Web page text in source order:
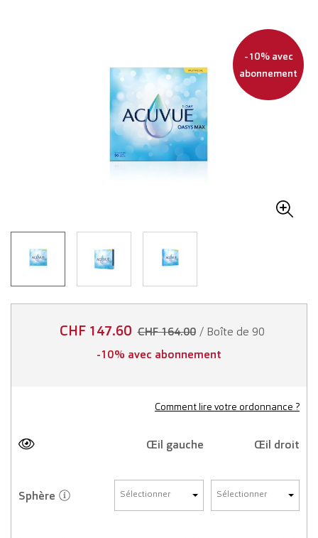
-10% avec
abonnement
CHF 147.60 CHF 164.00 / Boîte de 90
-10% avec abonnement
Comment lire votre ordonnance ?
Œil gauche Œil droit
Sphère Sélectionner Sélectionner